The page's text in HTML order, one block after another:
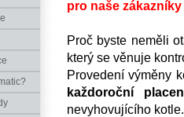
pro naše
Proč byste neměli
který se věnuje
Provedení výměny
každoroční
nevyhovujícího kotle.